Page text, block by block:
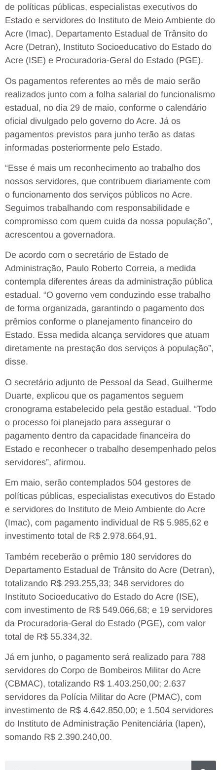
de políticas públicas, especialistas executivos do
Estado e servidores do Instituto de Meio Ambiente do
Acre (Imac), Departamento Estadual de Trânsito do
Acre (Detran), Instituto Socioeducativo do Estado do
Acre (ISE) e Procuradoria-Geral do Estado (PGE).
Os pagamentos referentes ao mês de maio serão
realizados junto com a folha salarial do funcionalismo
estadual, no dia 29 de maio, conforme o calendário
oficial divulgado pelo governo do Acre. Já os
pagamentos previstos para junho terão as datas
informadas posteriormente pelo Estado.
“Esse é mais um reconhecimento ao trabalho dos
nossos servidores, que contribuem diariamente com
o funcionamento dos serviços públicos no Acre.
Seguimos trabalhando com responsabilidade e
compromisso com quem cuida da nossa população”,
acrescentou a governadora.
De acordo com o secretário de Estado de
Administração, Paulo Roberto Correia, a medida
contempla diferentes áreas da administração pública
estadual. “O governo vem conduzindo esse trabalho
de forma organizada, garantindo o pagamento dos
prêmios conforme o planejamento financeiro do
Estado. Essa medida alcança servidores que atuam
diretamente na prestação dos serviços à população”,
disse.
O secretário adjunto de Pessoal da Sead, Guilherme
Duarte, explicou que os pagamentos seguem
cronograma estabelecido pela gestão estadual. “Todo
o processo foi planejado para assegurar o
pagamento dentro da capacidade financeira do
Estado e reconhecer o trabalho desempenhado pelos
servidores”, afirmou.
Em maio, serão contemplados 504 gestores de
políticas públicas, especialistas executivos do Estado
e servidores do Instituto de Meio Ambiente do Acre
(Imac), com pagamento individual de R$ 5.985,62 e
investimento total de R$ 2.978.664,91.
Também receberão o prêmio 180 servidores do
Departamento Estadual de Trânsito do Acre (Detran),
totalizando R$ 293.255,33; 348 servidores do
Instituto Socioeducativo do Estado do Acre (ISE),
com investimento de R$ 549.066,68; e 19 servidores
da Procuradoria-Geral do Estado (PGE), com valor
total de R$ 55.334,32.
Já em junho, o pagamento será realizado para 788
servidores do Corpo de Bombeiros Militar do Acre
(CBMAC), totalizando R$ 1.403.250,00; 2.637
servidores da Polícia Militar do Acre (PMAC), com
investimento de R$ 4.642.850,00; e 1.504 servidores
do Instituto de Administração Penitenciária (Iapen),
somando R$ 2.390.240,00.